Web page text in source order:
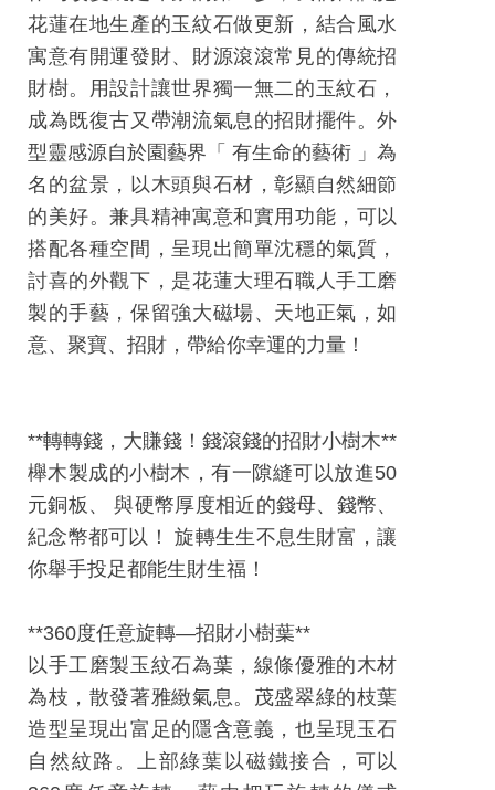
心
加
入
平
台
平
台
服
務
條
工
藝
牌
上
架
範
常
見
問
花蓮在地生產的玉紋石做更新，結合風水
寓意有開運發財、財源滾滾常見的傳統招
財樹。用設計讓世界獨一無二的玉紋石，
成為既復古又帶潮流氣息的招財擺件。外
型靈感源自於園藝界「 有生命的藝術 」為
名的盆景，以木頭與石材，彰顯自然細節
的美好。兼具精神寓意和實用功能，可以
搭配各種空間，呈現出簡單沈穩的氣質，
討喜的外觀下，是花蓮大理石職人手工磨
製的手藝，保留強大磁場、天地正氣，如
意、聚寶、招財，帶給你幸運的力量！
**轉轉錢，大賺錢！錢滾錢的招財小樹木**
櫸木製成的小樹木，有一隙縫可以放進50
元銅板、 與硬幣厚度相近的錢母、錢幣、
紀念幣都可以！ 旋轉生生不息生財富，讓
你舉手投足都能生財生福！
**360度任意旋轉—招財小樹葉**
以手工磨製玉紋石為葉，線條優雅的木材
為枝，散發著雅緻氣息。茂盛翠綠的枝葉
造型呈現出富足的隱含意義，也呈現玉石
自然紋路。上部綠葉以磁鐵接合，可以